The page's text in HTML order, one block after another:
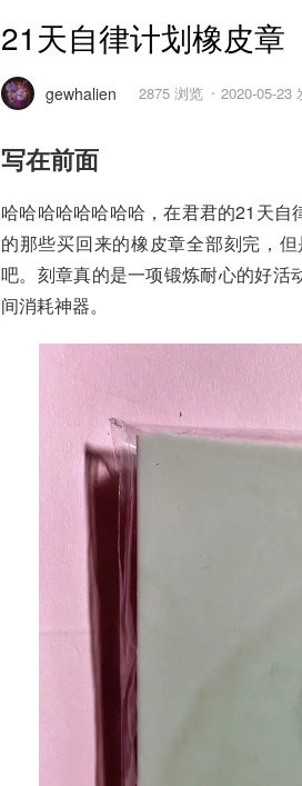
21天自律计划橡皮章
gewhalien 2875 浏览 2020-05-23
写在前面
哈哈哈哈哈哈哈哈，在君君的21天
的那些买回来的橡皮章全部刻完，
吧。刻章真的是一项锻炼耐心的好活
间消耗神器。